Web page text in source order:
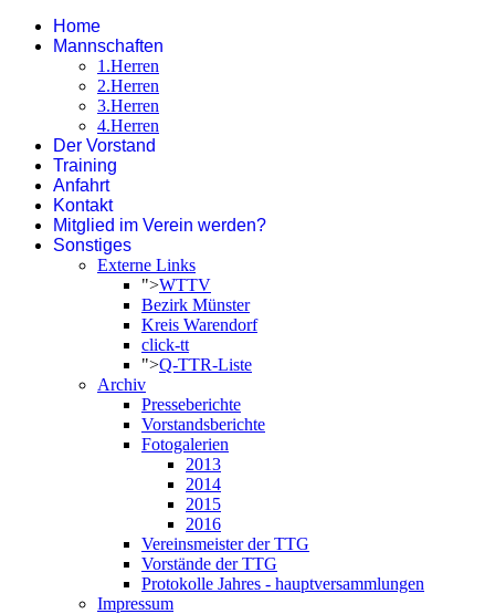
Home
Mannschaften
1.Herren
2.Herren
3.Herren
4.Herren
Der Vorstand
Training
Anfahrt
Kontakt
Mitglied im Verein werden?
Sonstiges
Externe Links
">WTTV
Bezirk Münster
Kreis Warendorf
click-tt
">Q-TTR-Liste
Archiv
Presseberichte
Vorstandsberichte
Fotogalerien
2013
2014
2015
2016
Vereinsmeister der TTG
Vorstände der TTG
Protokolle Jahres - hauptversammlungen
Impressum